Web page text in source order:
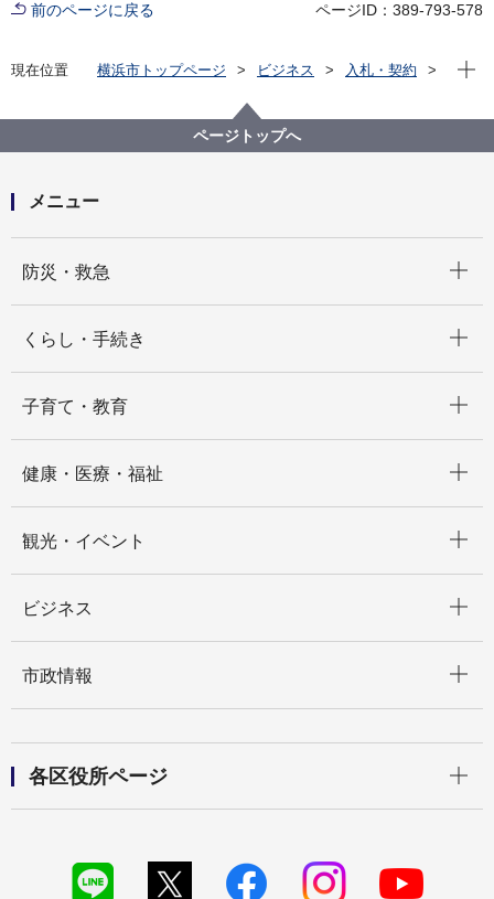
前のページに戻る ページID：389-793-578
現在位置 横浜市トップページ ビジネス
入札・契約
【契約結果掲載】【公募型プロポーザル】横浜市放課
後キッズクラブ・放課後児童クラブへの長期休業期間
現在
ページトップへ
メニュー
防災・救急
くらし・手続き
子育て・教育
健康・医療・福祉
観光・イベント
ビジネス
市政情報
各区役所ページ